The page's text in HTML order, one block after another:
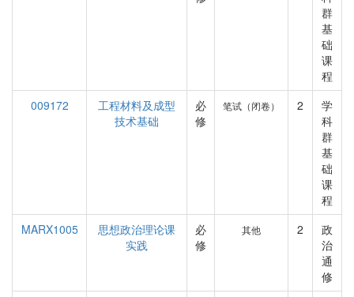
群
基
础
课
程
009172
工程材料及成型
技术基础
必
修
笔试（闭卷） 2
学
科
群
基
础
课
程
MARX1005
思想政治理论课
实践
必
修
其他 2
政
治
通
修